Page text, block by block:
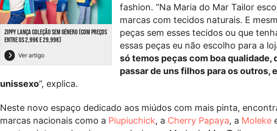
ZIPPY LANÇA COLEÇÃO SEM GÉNERO (COM PREÇOS
ENTRE OS 2,99€ E 29,99€)
Ver artigo
fashion. “Na Maria do Mar Tailor
marcas com tecidos naturais. E
peças sem esses tecidos ou que
essas peças eu não escolho para a
só temos peças com boa qualidade,
passar de uns filhos para os outros,
unissexo“, explica.
Neste novo espaço dedicado aos miúdos com mais pinta,
marcas nacionais como a Piupiuchick, a Cherry Papaya, a Moleke